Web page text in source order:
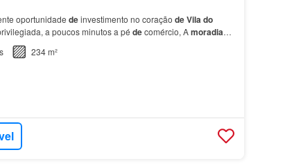
oportunidade deinvestimento no coração deVilado
a poucos minutos a pé decomércio, Amoradia
muito versátil, permitindo a cria…
234 m²